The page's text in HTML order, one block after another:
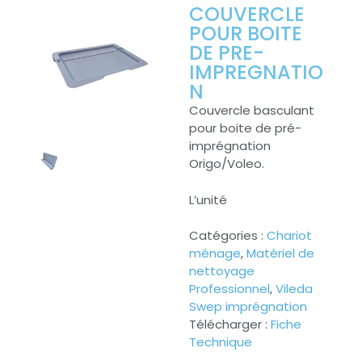
COUVERCLE
POUR BOITE
DE PRE-
IMPREGNATIO
N
Couvercle basculant
pour boite de pré-
imprégnation
Origo/Voleo.
L’unité
Catégories : Chariot
ménage,Matériel de
nettoyage
Professionnel,Vileda
Swep imprégnation
Télécharger : Fiche
Technique